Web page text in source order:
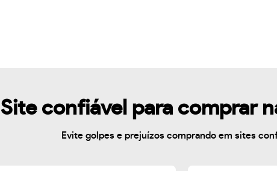
Site confiável para comprar
Evite golpes e prejuízos comprando em sites